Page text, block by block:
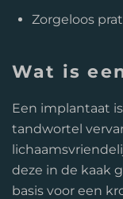
Zorgeloos
Wat is
Een implantaat
tandwortel
deze in de kaak
basis voor een